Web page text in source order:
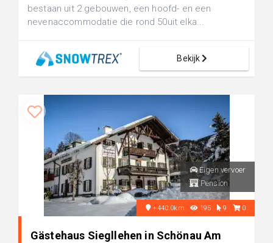
bestaan uit 2 gebouwen, een hoofd- en een
nevenaccommodatie die rond 50uit elka...
Bekijk
Eigen vervoer
Pension
+440.0km 195 9 0
Gästehaus Siegllehen in Schönau Am